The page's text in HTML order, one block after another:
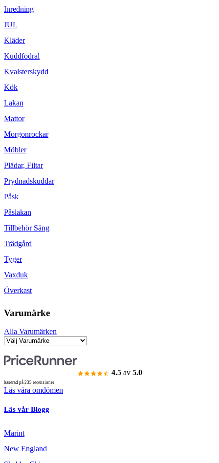
Inredning
JUL
Kläder
Kuddfodral
Kvalsterskydd
Kök
Lakan
Mattor
Morgonrockar
Möbler
Plädar, Filtar
Prydnadskuddar
Påsk
Påslakan
Tillbehör Säng
Trädgård
Tyger
Vaxduk
Överkast
Varumärke
Alla Varumärken
4.5 av 5.0
baserad på 235 recensioner
Läs våra omdömen
Läs vår Blogg
Marint
New England